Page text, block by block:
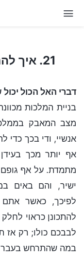
21. איך להתגבר על פיתוי השטן
21. איך להתגבר על פיתוי השטן
דברי האל הכול
בניית המלכות
מצב המאבק
אנשיי, ודי בכך כדי
אף יותר מכך
מתמדת. על אף גופם
ישיר, והם באים
לפיכך, כאשר אתם
להתכונן כראוי
לבבכם כולו; רק אז
במה שהתרחש בעבר